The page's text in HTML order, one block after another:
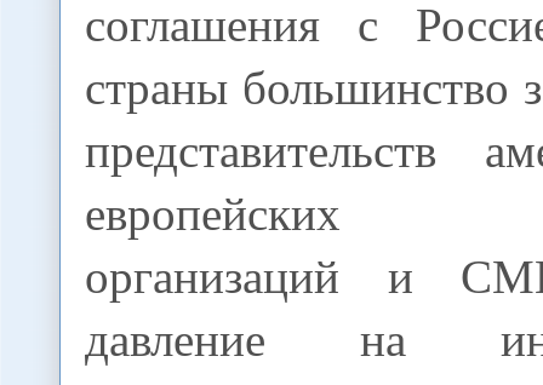
соглашения с
страны
представительств
европейских
организаций и
давление на